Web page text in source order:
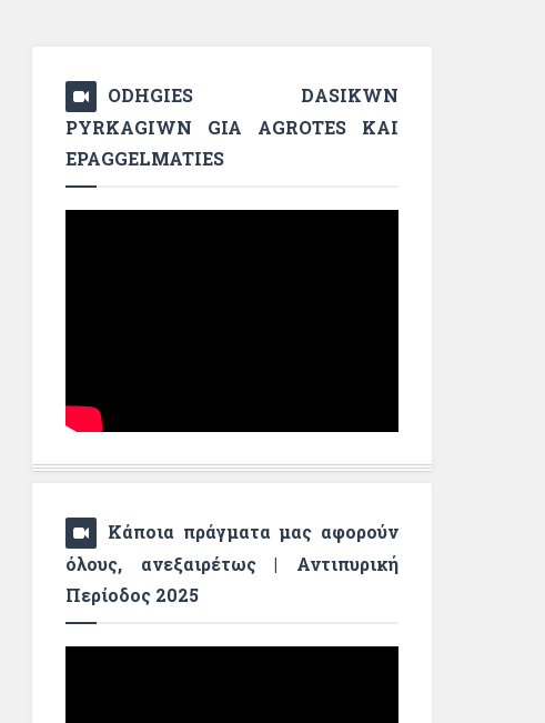
ODHGIES DASIKWN
PYRKAGIWN GIA AGROTES KAI
EPAGGELMATIES
Κάποια πράγματα μας αφορούν
όλους, ανεξαιρέτως | Αντιπυρική
Περίοδος 2025